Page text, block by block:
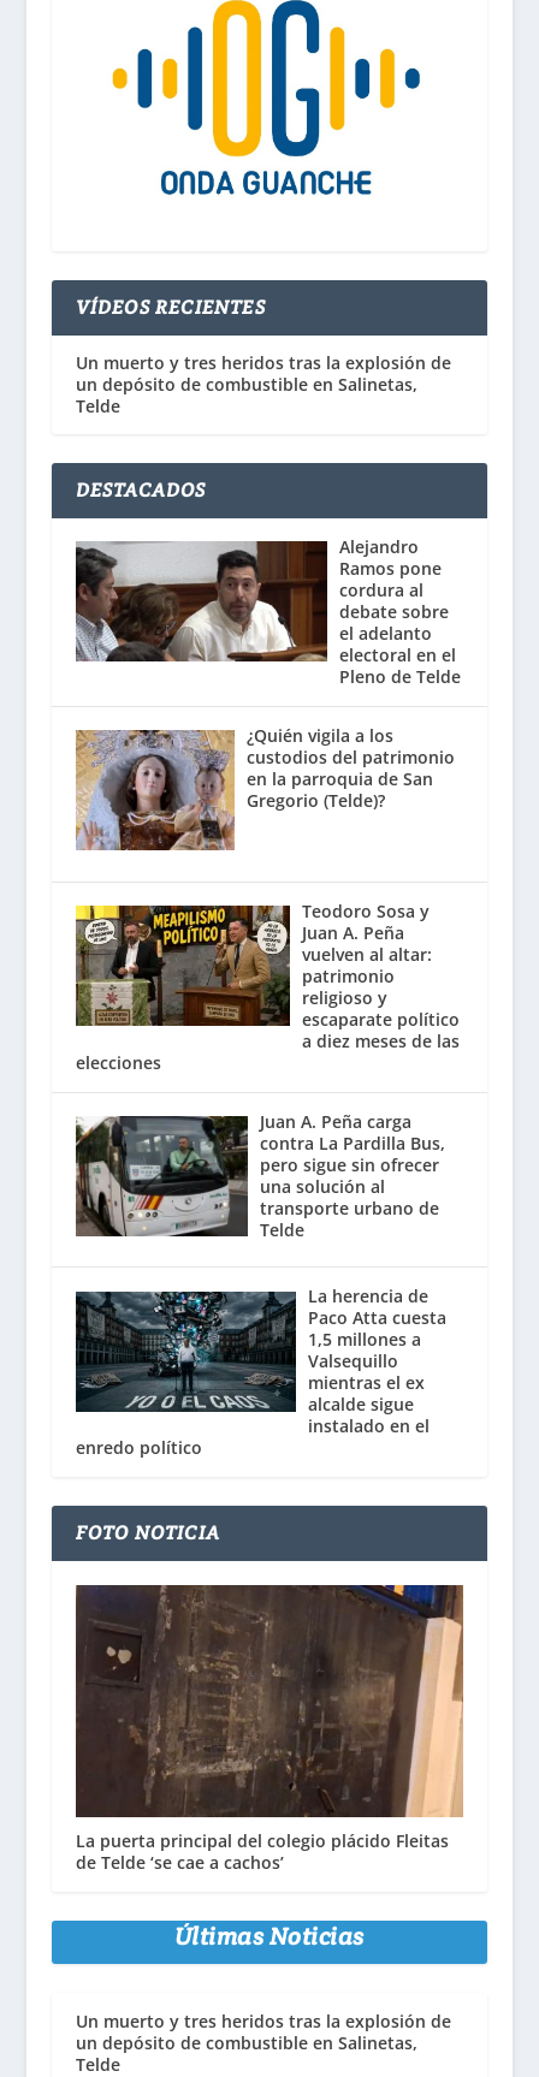
VÍDEOS RECIENTES
Un muerto y tres heridos tras la explosión de
un depósito de combustible en Salinetas,
Telde
DESTACADOS
Alejandro
Ramos pone
cordura al
debate sobre
el adelanto
electoral en el
Pleno de Telde
¿Quién vigila a los
custodios del patrimonio
en la parroquia de San
Gregorio (Telde)?
Teodoro Sosa y
Juan A. Peña
vuelven al altar:
patrimonio
religioso y
escaparate político
a diez meses de las
elecciones
Juan A. Peña carga
contra La Pardilla Bus,
pero sigue sin ofrecer
una solución al
transporte urbano de
Telde
La herencia de
Paco Atta cuesta
1,5 millones a
Valsequillo
mientras el ex
alcalde sigue
instalado en el
enredo político
FOTO NOTICIA
La puerta principal del colegio plácido Fleitas
de Telde ‘se cae a cachos’
Últimas Noticias
Un muerto y tres heridos tras la explosión de
un depósito de combustible en Salinetas,
Telde